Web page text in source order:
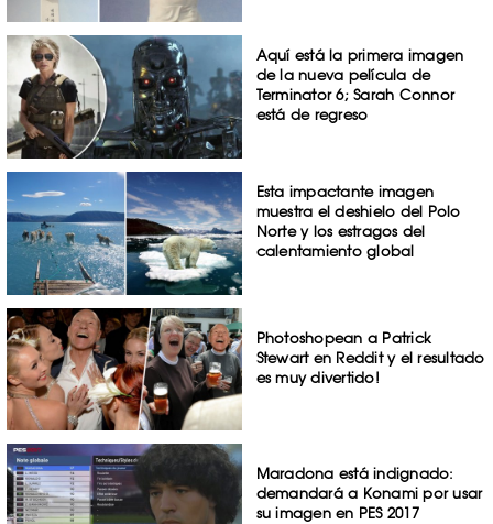
Aquí está la primera imagen
de la nueva película de
Terminator 6; Sarah Connor
está de regreso
Esta impactante imagen
muestra el deshielo del Polo
Norte y los estragos del
calentamiento global
Photoshopean a Patrick
Stewart en Reddit y el resultado
es muy divertido!
Maradona está indignado:
demandará a Konami por usar
su imagen en PES 2017